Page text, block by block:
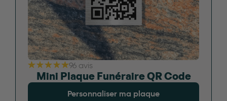
96 avis
Mini Plaque Funéraire QR Code
Personnaliser ma plaque